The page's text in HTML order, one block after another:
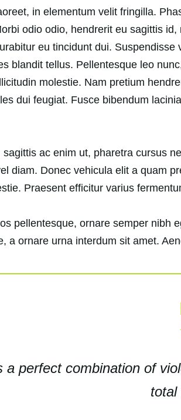
in elementum velit fringilla.
odio odio, hendrerit eu sagittis
eu tincidunt dui.
blandit tellus. Pellentesque leo
molestie. Nam pretium
dui feugiat. Fusce bibendum
ac enim ut, pharetra cursus
diam. Donec vehicula elit a quam
Praesent efficitur varius
pellentesque, ornare semper nibh
a ornare urna interdum sit amet.
a perfect combination of
total